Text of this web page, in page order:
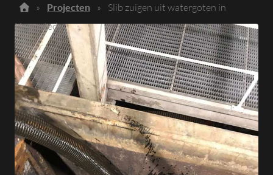
» Projecten »
Slib zuigen uit watergoten in
Heemstede